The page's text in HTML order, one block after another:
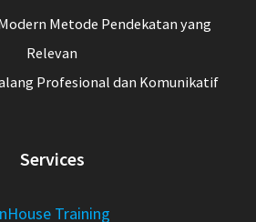
Metode Pendekatan yang
Relevan
Profesional dan Komunikatif
Services
Training